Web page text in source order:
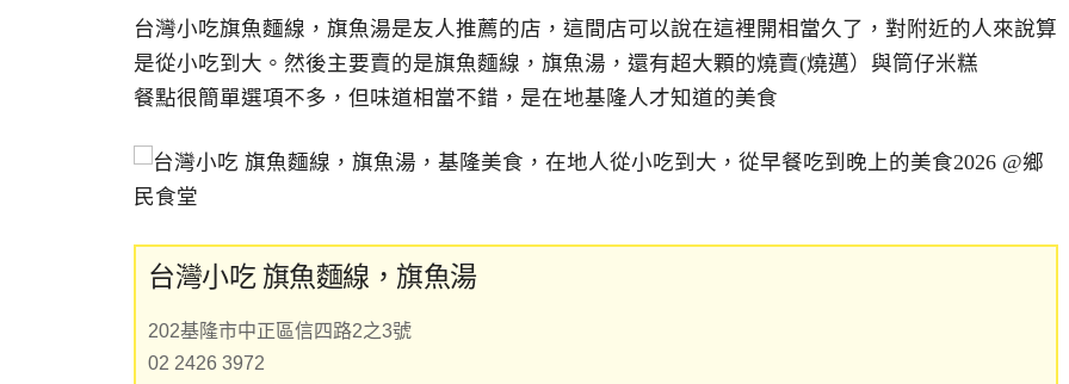
台灣小吃旗魚麵線，旗魚湯是友人推薦的店，這間店可以說在這裡開相當久了，對附近的人來說算
是從小吃到大。然後主要賣的是旗魚麵線，旗魚湯，還有超大顆的燒賣(燒邁）與筒仔米糕
餐點很簡單選項不多，但味道相當不錯，是在地基隆人才知道的美食
台灣小吃 旗魚麵線，旗魚湯
202基隆市中正區信四路2之3號
02 2426 3972